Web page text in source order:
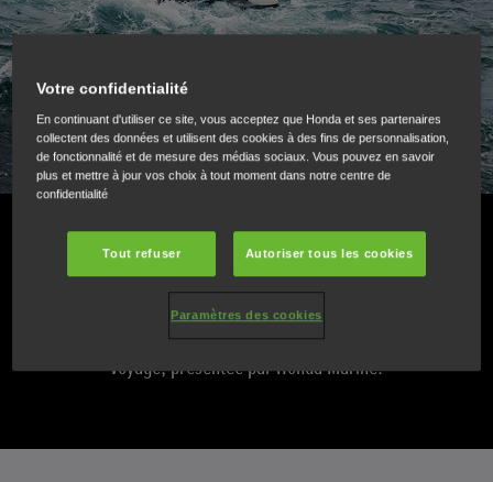
Le Voyage
Suivez Guy Grieve dans son exploration des communautés
des îles Hébrides dans le cadre de notre nouvelle série, Le
voyage, présentée par Honda Marine.
Votre confidentialité
En continuant d'utiliser ce site, vous acceptez que Honda et ses partenaires
collectent des données et utilisent des cookies à des fins de personnalisation,
de fonctionnalité et de mesure des médias sociaux. Vous pouvez en savoir
plus et mettre à jour vos choix à tout moment dans notre centre de
confidentialité
Tout refuser Autoriser tous les cookies
Paramètres des cookies